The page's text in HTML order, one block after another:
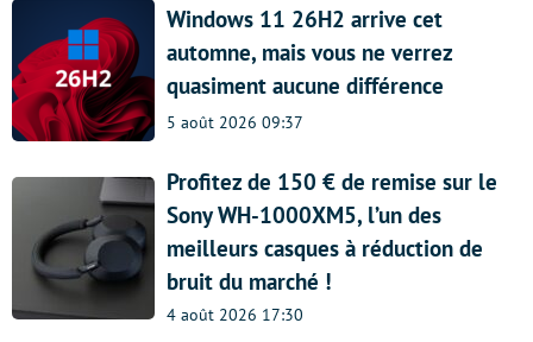
Windows 11 26H2 arrive cet
automne, mais vous ne verrez
quasiment aucune différence
5 août 2026 09:37
Profitez de 150 € de remise sur le
Sony WH-1000XM5, l’un des
meilleurs casques à réduction de
bruit du marché !
4 août 2026 17:30